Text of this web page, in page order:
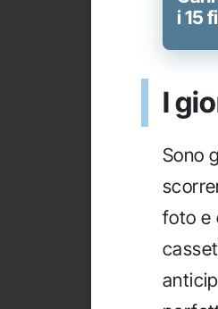
i 15
I
Sono
foto e